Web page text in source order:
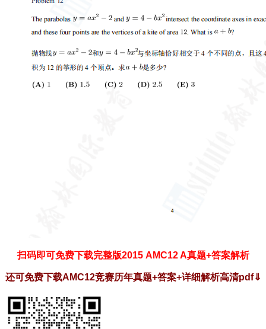
扫码即可免费下载完整版2015 AMC12 A真题+答案解析
还可免费下载AMC12竞赛历年真题+答案+详细解析高清pdf⇓